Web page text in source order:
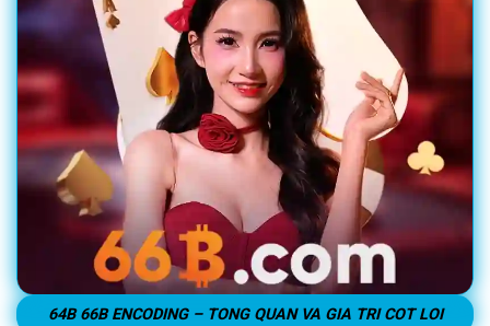
64B 66B ENCODING – TONG QUAN VA GIA TRI COT LOI